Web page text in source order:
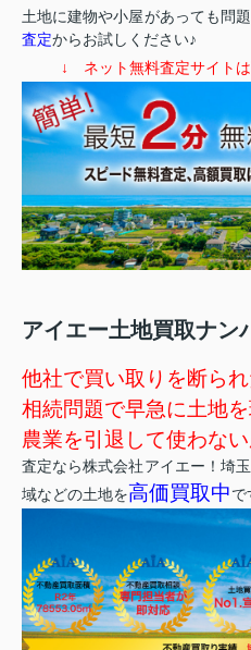
土地に建物や小屋があっても問
査定からお試しください♪
↓ ネット無料査定サイト
アイエー土地買取ナン
他社で買い取りを断ら
相続問題で早急に土地
農業を引退して使わな
査定なら株式会社アイエー！埼
域などの土地を高価買取中で